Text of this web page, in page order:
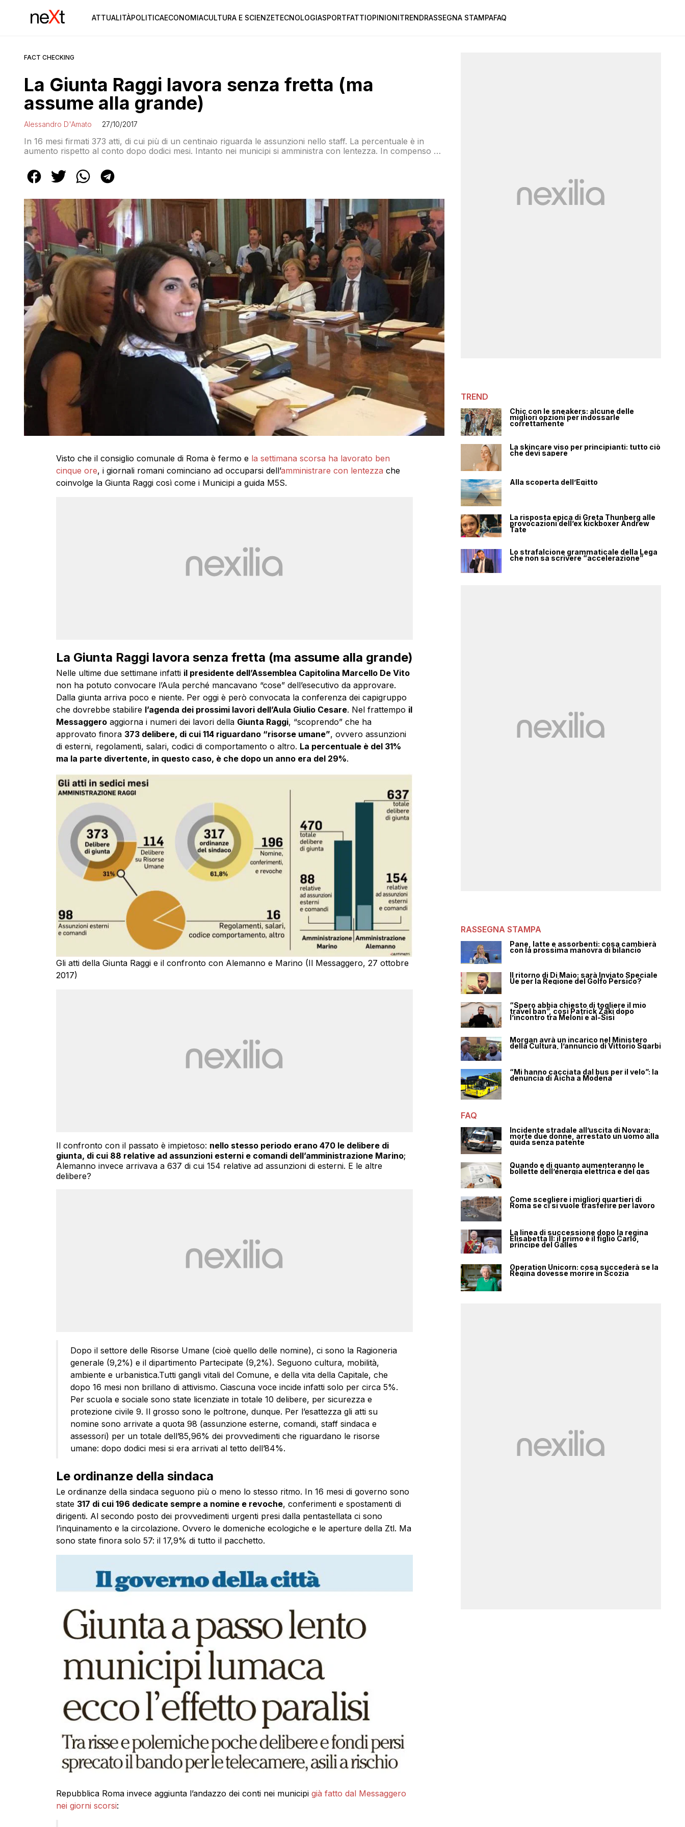
ATTUALITÀPOLITICAECONOMIACULTURA E SCIENZETECNOLOGIASPORTFATTIOPINIONITRENDRASSEGNA STAMPAFAQ
FACT CHECKING
La Giunta Raggi lavora senza fretta (ma
assume alla grande)
Alessandro D'Amato 27/10/2017
In 16 mesi firmati 373 atti, di cui più di un centinaio riguarda le assunzioni nello staff. La percentuale è in
aumento rispetto al conto dopo dodici mesi. Intanto nei municipi si amministra con lentezza. In compenso gli
Visto che il consiglio comunale di Roma è fermo e la settimana scorsa ha lavorato ben
cinque ore, i giornali romani cominciano ad occuparsi dell’amministrare con lentezza che
coinvolge la Giunta Raggi così come i Municipi a guida M5S.
La Giunta Raggi lavora senza fretta (ma assume alla grande)
Nelle ultime due settimane infatti il presidente dell’Assemblea Capitolina Marcello De Vito
non ha potuto convocare l’Aula perché mancavano “cose” dell’esecutivo da approvare.
Dalla giunta arriva poco e niente. Per oggi è però convocata la conferenza dei capigruppo
che dovrebbe stabilire l’agenda dei prossimi lavori dell’Aula Giulio Cesare. Nel frattempo il
Messaggeroaggiorna i numeri dei lavori della Giunta Raggi, “scoprendo” che ha
approvato finora 373 delibere, di cui 114 riguardano “risorse umane”, ovvero assunzioni
di esterni, regolamenti, salari, codici di comportamento o altro. La percentuale è del 31%
ma la parte divertente, in questo caso, è che dopo un anno era del 29%.
Gli atti della Giunta Raggi e il confronto con Alemanno e Marino (Il Messaggero, 27 ottobre
2017)
Il confronto con il passato è impietoso: nello stesso periodo erano 470 le delibere di
giunta, di cui 88 relative ad assunzioni esterni e comandi dell’amministrazione Marino;
Alemanno invece arrivava a 637 di cui 154 relative ad assunzioni di esterni. E le altre
delibere?
Dopo il settore delle Risorse Umane (cioè quello delle nomine), ci sono la Ragioneria
generale (9,2%) e il dipartimento Partecipate (9,2%). Seguono cultura, mobilità,
ambiente e urbanistica.Tutti gangli vitali del Comune, e della vita della Capitale, che
dopo 16 mesi non brillano di attivismo. Ciascuna voce incide infatti solo per circa 5%.
Per scuola e sociale sono state licenziate in totale 10 delibere, per sicurezza e
protezione civile 9. Il grosso sono le poltrone, dunque. Per l’esattezza gli atti su
nomine sono arrivate a quota 98 (assunzione esterne, comandi, staff sindaca e
assessori) per un totale dell’85,96% dei provvedimenti che riguardano le risorse
umane: dopo dodici mesi si era arrivati al tetto dell’84%.
Le ordinanze della sindaca
Le ordinanze della sindaca seguono più o meno lo stesso ritmo. In 16 mesi di governo sono
state 317 di cui 196 dedicate sempre a nomine e revoche, conferimenti e spostamenti di
dirigenti. Al secondo posto dei provvedimenti urgenti presi dalla pentastellata ci sono
l’inquinamento e la circolazione. Ovvero le domeniche ecologiche e le aperture della Ztl. Ma
sono state finora solo 57: il 17,9% di tutto il pacchetto.
Repubblica Roma invece aggiunta l’andazzo dei conti nei municipi già fatto dal Messaggero
nei giorni scorsi:
TREND
Chic con le sneakers: alcune delle
migliori opzioni per indossarle
correttamente
La skincare viso per principianti: tutto ciò
che devi sapere
Alla scoperta dell’Egitto
La risposta epica di Greta Thunberg alle
provocazioni dell’ex kickboxer Andrew
Tate
Lo strafalcione grammaticale della Lega
che non sa scrivere “accelerazione”
RASSEGNA STAMPA
Pane, latte e assorbenti: cosa cambierà
con la prossima manovra di bilancio
Il ritorno di Di Maio: sarà Inviato Speciale
Ue per la Regione del Golfo Persico?
“Spero abbia chiesto di togliere il mio
travel ban”, così Patrick Zaki dopo
l’incontro tra Meloni e al-Sisi
Morgan avrà un incarico nel Ministero
della Cultura, l’annuncio di Vittorio Sgarbi
“Mi hanno cacciata dal bus per il velo”: la
denuncia di Aicha a Modena
FAQ
Incidente stradale all’uscita di Novara:
morte due donne, arrestato un uomo alla
guida senza patente
Quando e di quanto aumenteranno le
bollette dell’energia elettrica e del gas
Come scegliere i migliori quartieri di
Roma se ci si vuole trasferire per lavoro
La linea di successione dopo la regina
Elisabetta II: il primo è il figlio Carlo,
principe del Galles
Operation Unicorn: cosa succederà se la
Regina dovesse morire in Scozia